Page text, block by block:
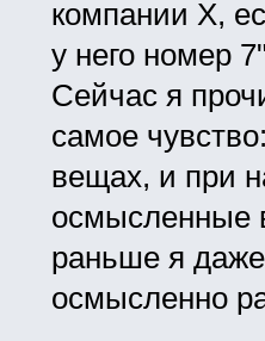
компании X,
у него номер
Сейчас я
самое
вещах, и при
осмысленные
раньше я
осмысленно